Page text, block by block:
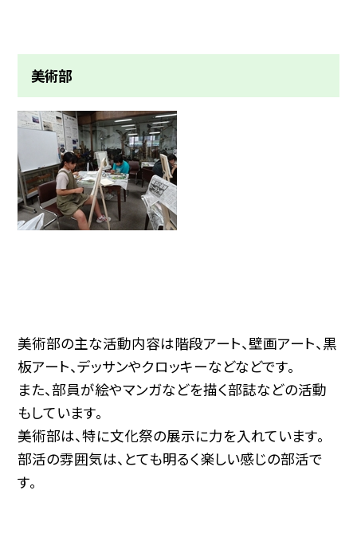
美術部
美術部の主な活動内容は階段アート、壁画アート、黒
板アート、デッサンやクロッキーなどなどです。
また、部員が絵やマンガなどを描く部誌などの活動
もしています。
美術部は、特に文化祭の展示に力を入れています。
部活の雰囲気は、とても明るく楽しい感じの部活で
す。